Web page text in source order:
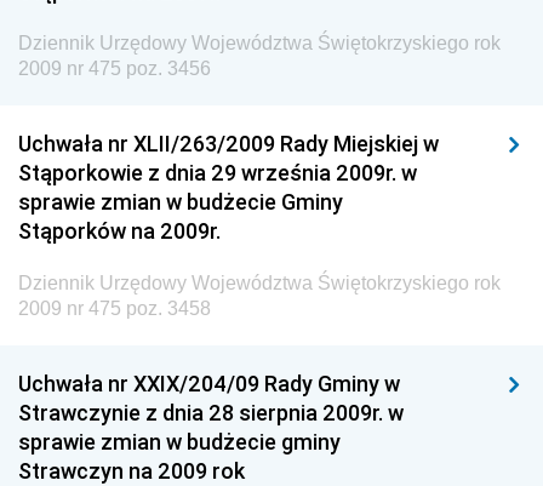
Wewnętrznego
Dziennik Urzędowy Urzędu Patentowego
Dziennik Urzędowy Generalnej Dyrekcji Dróg
Krajowych i Autostrad
Dziennik Urzędowy Ministra Środowiska
Dziennik Urzędowy Ministra Edukacji
Dziennik Urzędowy Ministra Przemysłu
Dziennik Urzędowy Ministra Finansów i Gospodarki
Dziennik Urzędowy Ministra do Spraw Unii
Dziennik Urzędowy Województwa Świętokrzyskiego rok
2009 nr 475 poz. 3456
Uchwała nr XLII/263/2009 Rady Miejskiej w
Stąporkowie z dnia 29 września 2009r. w
sprawie zmian w budżecie Gminy
Stąporków na 2009r.
Dziennik Urzędowy Województwa Świętokrzyskiego rok
2009 nr 475 poz. 3458
Uchwała nr XXIX/204/09 Rady Gminy w
Strawczynie z dnia 28 sierpnia 2009r. w
sprawie zmian w budżecie gminy
Strawczyn na 2009 rok